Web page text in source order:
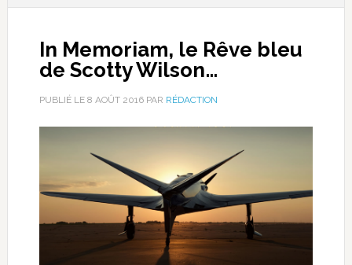
In Memoriam, le Rêve bleu
de Scotty Wilson…
PUBLIÉ LE 8 AOÛT 2016PAR RÉDACTION